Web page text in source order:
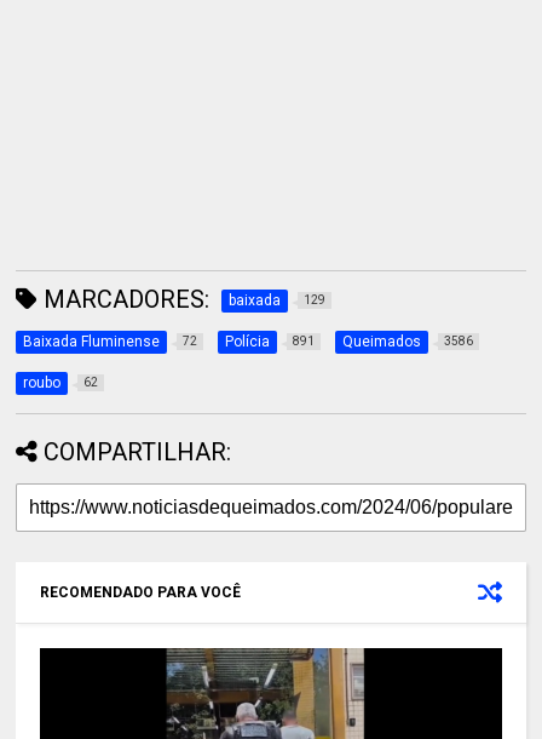
MARCADORES: baixada 129
Baixada Fluminense 72 Polícia 891 Queimados 3586
roubo 62
COMPARTILHAR:
RECOMENDADO PARA VOCÊ